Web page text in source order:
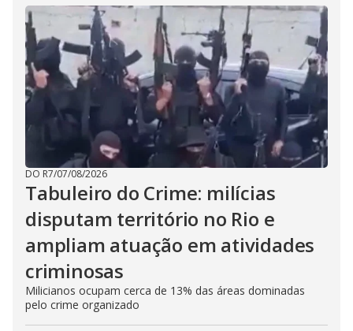
DO R7/07/08/2026
Tabuleiro do Crime: milícias
disputam território no Rio e
ampliam atuação em atividades
criminosas
Milicianos ocupam cerca de 13% das áreas dominadas
pelo crime organizado